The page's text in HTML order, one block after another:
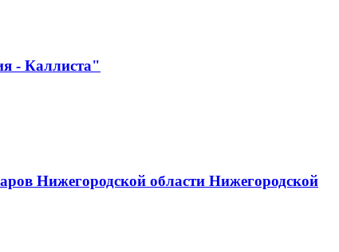
- Каллиста"
Нижегородской области Нижегородской